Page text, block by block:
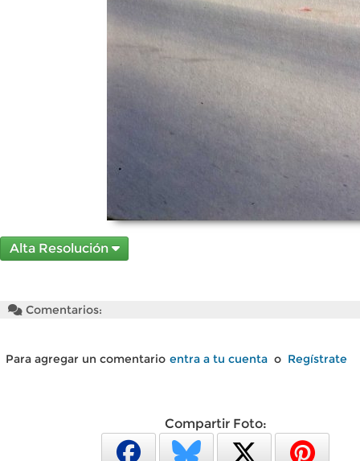
Alta Resolución
Comentarios:
Para agregar un comentario entra a tu cuenta o Regístrate
Compartir Foto: